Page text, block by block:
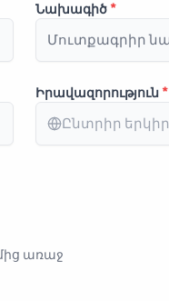
Նախագիծ *
Իրավազորություն *
Ընտրիր երկիր
առաջ